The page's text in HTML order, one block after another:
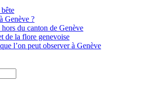
Genève ?
du canton de Genève
de la flore genevoise
l’on peut observer à Genève